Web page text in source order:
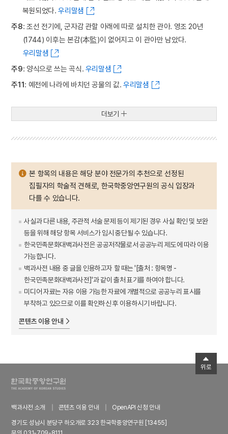
복원되었다.우리말샘
주8: 조선 전기에, 군자감 관할 아래에 따로 설치한 관아. 영조 20년
(1744) 이후는 본감(本監)이 없어지고 이 관아만 남았다.
우리말샘
주9: 양식으로 쓰는 곡식. 우리말샘
주11: 예전에 나라에 바치던 공물의 값.우리말샘
더보기
본 항목의 내용은 해당 분야 전문가의 추천으로 선정된
집필자의 학술적 견해로, 한국학중앙연구원의 공식 입장과
다를 수 있습니다.
사실과 다른 내용, 주관적 서술 문제 등이 제기된 경우 사실 확인 및 보완
등을 위해 해당 항목 서비스가 임시 중단될 수 있습니다.
한국민족문화대백과사전은 공공저작물로서 공공누리 제도에 따라 이용
가능합니다.
백과사전 내용 중 글을 인용하고자 할 때는 '[출처 : 항목명 -
한국민족문화대백과사전]'과 같이 출처 표기를 하여야 합니다.
미디어 자료는 자유 이용 가능한 자료에 개별적으로 공공누리 표시를
부착하고 있으므로 이를 확인하신 후 이용하시기 바랍니다.
콘텐츠 이용 안내
백과사전 소개 콘텐츠 이용 안내
OpenAPI 신청 안내
경기도 성남시 분당구 하오개로 323 한국학중앙연구원 [13455]
위로